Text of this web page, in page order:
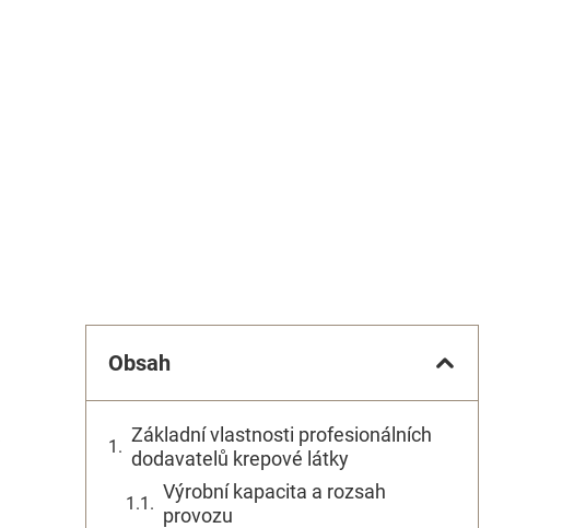
Obsah
Základní vlastnosti profesionálních
dodavatelů krepové látky
Výrobní kapacita a rozsah
provozu